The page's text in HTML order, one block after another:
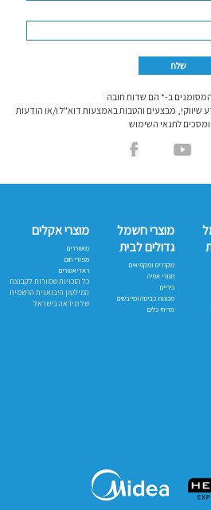
ב-* הם שדות חובה
שיווקי, מבצעים והטבות באמצעות דוא"ל ו/או הודעות
מוצרי חשמל
גדולים לבית
מקררים ומקפיאים
תנורי אפיה
כיריים
מכונות כביסה ומייבשים
מדיחי כלים
מוצרי אקלים
מאווררים
מפזרי חום
ראדיאטורים
כל הזכויות שמורות לקבוצת
המילטון היבואנית הרשמית
של מידאה בישראל